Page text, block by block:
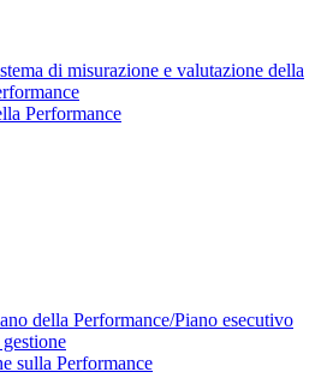
di misurazione e valutazione della
Performance
della Performance/Piano esecutivo
sulla Performance